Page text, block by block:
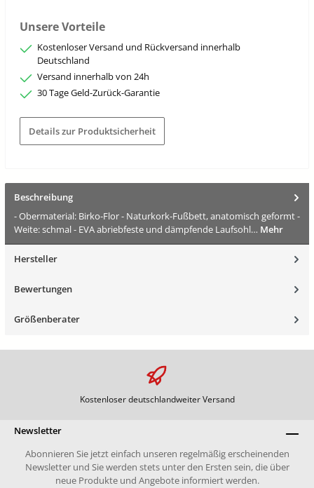
Unsere Vorteile
Kostenloser Versand und Rückversand innerhalb
Deutschland
Versand innerhalb von 24h
30 Tage Geld-Zurück-Garantie
Details zur Produktsicherheit
Beschreibung
- Obermaterial: Birko-Flor - Naturkork-Fußbett, anatomisch geformt -
Weite: schmal - EVA abriebfeste und dämpfende Laufsohl… Mehr
Hersteller
Bewertungen
Größenberater
Kostenloser deutschlandweiter Versand
Newsletter
Abonnieren Sie jetzt einfach unseren regelmäßig erscheinenden
Newsletter und Sie werden stets unter den Ersten sein, die über
neue Produkte und Angebote informiert werden.